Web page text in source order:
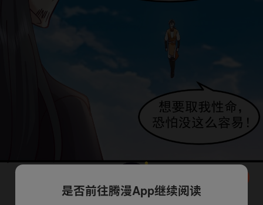
是否前往腾漫App继续阅读